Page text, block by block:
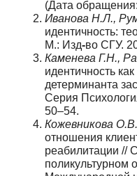
(Дата
Иванова Н.Л.,
идентичность:
М.: Изд-во СГУ.
Каменева Г.Н.,
идентичность
детерминанта
Серия
50–54.
Кожевникова
отношения
реабилитации //
поликультурном